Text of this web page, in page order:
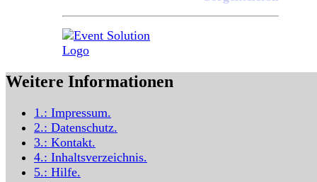
Weitere Informationen
1.: Impressum.
2.: Datenschutz.
3.: Kontakt.
4.: Inhaltsverzeichnis.
5.: Hilfe.